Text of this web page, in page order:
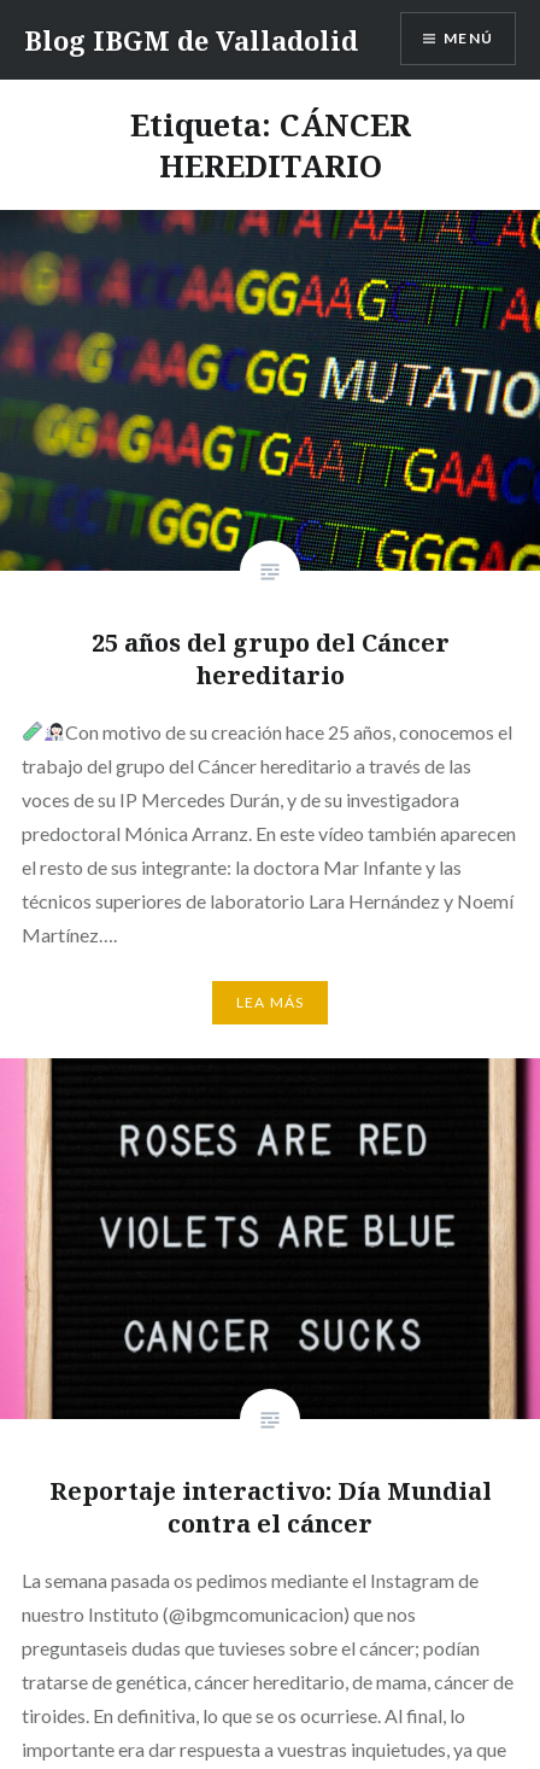
contenido
Blog IBGM de Valladolid MENÚ
Etiqueta: CÁNCER
HEREDITARIO
25 años del grupo del Cáncer
hereditario
Con motivo de su creación hace 25 años, conocemos el
trabajo del grupo del Cáncer hereditario a través de las
voces de su IP Mercedes Durán, y de su investigadora
predoctoral Mónica Arranz. En este vídeo también aparecen
el resto de sus integrante: la doctora Mar Infante y las
técnicos superiores de laboratorio Lara Hernández y Noemí
Martínez….
LEA MÁS
Reportaje interactivo: Día Mundial
contra el cáncer
La semana pasada os pedimos mediante el Instagram de
nuestro Instituto (@ibgmcomunicacion) que nos
preguntaseis dudas que tuvieses sobre el cáncer; podían
tratarse de genética, cáncer hereditario, de mama, cáncer de
tiroides. En definitiva, lo que se os ocurriese. Al final, lo
importante era dar respuesta a vuestras inquietudes, ya que